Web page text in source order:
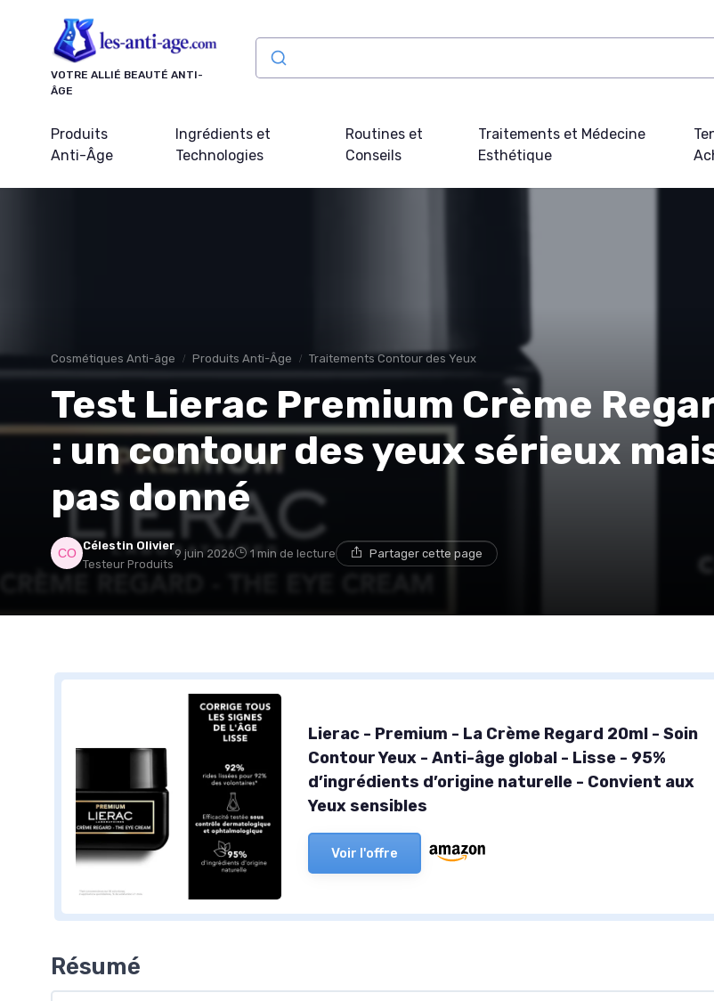
VOTRE ALLIÉ BEAUTÉ ANTI-
ÂGE
Produits
Anti-Âge
Ingrédients et
Technologies
Routines et
Conseils
Traitements et Médecine
Esthétique
Cosmétiques Anti-âge Produits Anti-Âge Traitements Contour des Yeux
Test Lierac Premium Crème
: un contour des yeux sérieux
pas donné
Célestin Olivier
Testeur Produits
9 juin 2026 1 min de lecture Partager cette page
Lierac - Premium - La Crème Regard 20ml - Soin
Contour Yeux - Anti-âge global - Lisse - 95%
d’ingrédients d’origine naturelle - Convient aux
Yeux sensibles
Voir l'offre
Résumé